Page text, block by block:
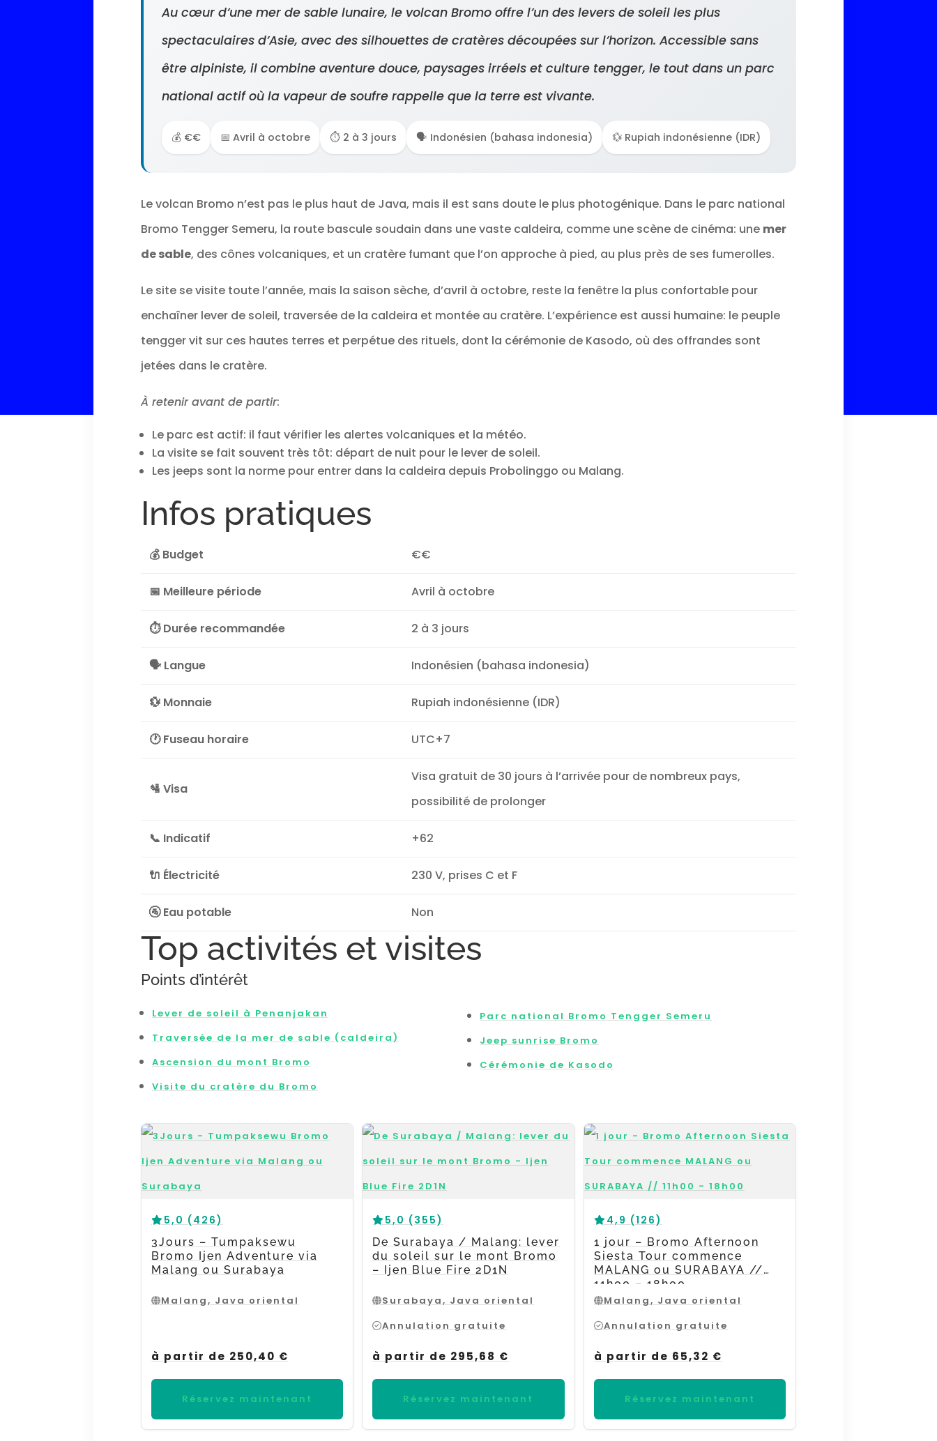
Au cœur d’une mer de sable lunaire, le volcan Bromo offre l’un des levers de soleil les plus
spectaculaires d’Asie, avec des silhouettes de cratères découpées sur l’horizon. Accessible sans
être alpiniste, il combine aventure douce, paysages irréels et culture tengger, le tout dans un parc
national actif où la vapeur de soufre rappelle que la terre est vivante.
💰 €€ 📅 Avril à octobre ⏱️ 2 à 3 jours 🗣️ Indonésien (bahasa indonesia) 💱 Rupiah indonésienne (IDR)
Le volcan Bromo n’est pas le plus haut de Java, mais il est sans doute le plus photogénique. Dans le parc national
Bromo Tengger Semeru, la route bascule soudain dans une vaste caldeira, comme une scène de cinéma: une mer
de sable, des cônes volcaniques, et un cratère fumant que l’on approche à pied, au plus près de ses fumerolles.
Le site se visite toute l’année, mais la saison sèche, d’avril à octobre, reste la fenêtre la plus confortable pour
enchaîner lever de soleil, traversée de la caldeira et montée au cratère. L’expérience est aussi humaine: le peuple
tengger vit sur ces hautes terres et perpétue des rituels, dont la cérémonie de Kasodo, où des offrandes sont
jetées dans le cratère.
À retenir avant de partir:
Le parc est actif: il faut vérifier les alertes volcaniques et la météo.
La visite se fait souvent très tôt: départ de nuit pour le lever de soleil.
Les jeeps sont la norme pour entrer dans la caldeira depuis Probolinggo ou Malang.
Infos pratiques
💰 Budget €€
📅 Meilleure période Avril à octobre
⏱️ Durée recommandée 2 à 3 jours
🗣️ Langue Indonésien (bahasa indonesia)
💱 Monnaie Rupiah indonésienne (IDR)
🕐 Fuseau horaire UTC+7
🛂 Visa
Visa gratuit de 30 jours à l’arrivée pour de nombreux pays,
possibilité de prolonger
📞 Indicatif +62
🔌 Électricité 230 V, prises C et F
🚰 Eau potable Non
Top activités et visites
Points d’intérêt
Lever de soleil à Penanjakan
Traversée de la mer de sable (caldeira)
Ascension du mont Bromo
Visite du cratère du Bromo
Parc national Bromo Tengger Semeru
Jeep sunrise Bromo
Cérémonie de Kasodo
5,0 (426)
3Jours – Tumpaksewu
Bromo Ijen Adventure via
Malang ou Surabaya
Malang, Java oriental
à partir de 250,40 €
Réservez maintenant
5,0 (355)
De Surabaya / Malang: lever
du soleil sur le mont Bromo
– Ijen Blue Fire 2D1N
Surabaya, Java oriental
Annulation gratuite
à partir de 295,68 €
Réservez maintenant
4,9 (126)
1 jour – Bromo Afternoon
Siesta Tour commence
MALANG ou SURABAYA //
11h00 – 18h00
Malang, Java oriental
Annulation gratuite
à partir de 65,32 €
Réservez maintenant